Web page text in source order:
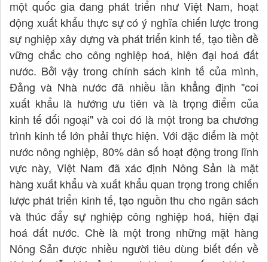
một quốc gia đang phát triển như Việt Nam, hoạt
động xuất khẩu thực sự có ý nghĩa chiến lược trong
sự nghiệp xây dựng và phát triển kinh tế, tạo tiền đề
vững chắc cho công nghiệp hoá, hiện đại hoá đất
nước. Bởi vậy trong chính sách kinh tế của mình,
Đảng và Nhà nước đã nhiều lần khẳng định "coi
xuất khẩu là hướng ưu tiên và là trọng điểm của
kinh tế đối ngoại" và coi đó là một trong ba chương
trình kinh tế lớn phải thực hiện. Với đặc điểm là một
nước nông nghiệp, 80% dân số hoạt động trong lĩnh
vực này, Việt Nam đã xác định Nông Sản là mặt
hàng xuất khẩu và xuất khẩu quan trọng trong chiến
lược phát triển kinh tế, tạo nguồn thu cho ngân sách
và thúc đẩy sự nghiệp công nghiệp hoá, hiện đại
hoá đất nước. Chè là một trong những mặt hàng
Nông Sản được nhiều người tiêu dùng biết đến về